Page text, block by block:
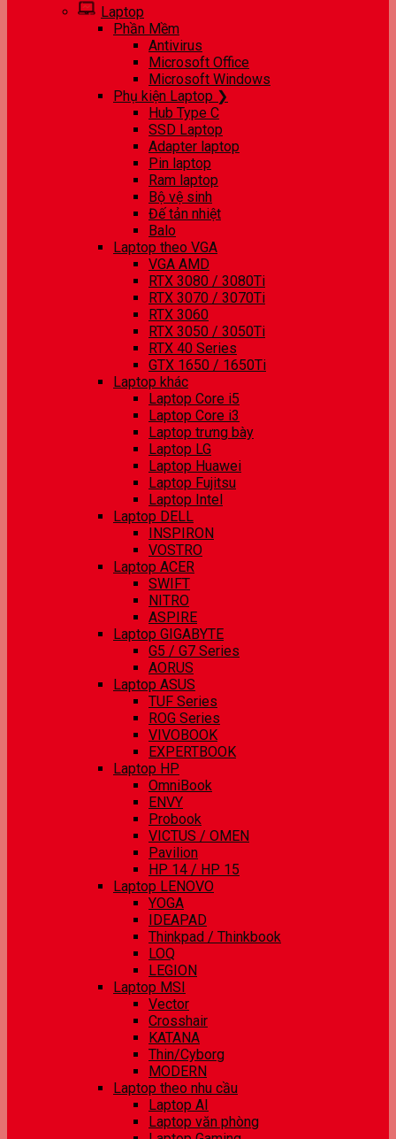
Laptop
Phần Mềm
Antivirus
Microsoft Office
Microsoft Windows
Phụ kiện Laptop ❯
Hub Type C
SSD Laptop
Adapter laptop
Pin laptop
Ram laptop
Bộ vệ sinh
Đế tản nhiệt
Balo
Laptop theo VGA
VGA AMD
RTX 3080 / 3080Ti
RTX 3070 / 3070Ti
RTX 3060
RTX 3050 / 3050Ti
RTX 40 Series
GTX 1650 / 1650Ti
Laptop khác
Laptop Core i5
Laptop Core i3
Laptop trưng bày
Laptop LG
Laptop Huawei
Laptop Fujitsu
Laptop Intel
Laptop DELL
INSPIRON
VOSTRO
Laptop ACER
SWIFT
NITRO
ASPIRE
Laptop GIGABYTE
G5 / G7 Series
AORUS
Laptop ASUS
TUF Series
ROG Series
VIVOBOOK
EXPERTBOOK
Laptop HP
OmniBook
ENVY
Probook
VICTUS / OMEN
Pavilion
HP 14 / HP 15
Laptop LENOVO
YOGA
IDEAPAD
Thinkpad / Thinkbook
LOQ
LEGION
Laptop MSI
Vector
Crosshair
KATANA
Thin/Cyborg
MODERN
Laptop theo nhu cầu
Laptop AI
Laptop văn phòng